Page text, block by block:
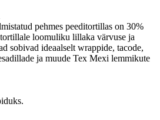
pehmes peeditortillas on 30%
loomuliku lillaka värvuse ja
sobivad ideaalselt wrappide, tacode,
ja muude Tex Mexi lemmikute